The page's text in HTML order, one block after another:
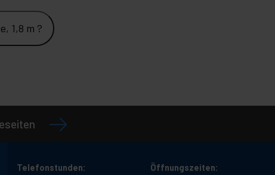
1,8 m ?
Telefonstunden:
Öffnungszeiten: